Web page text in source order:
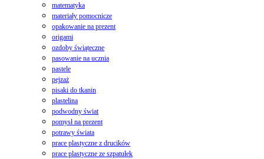
matematyka
materiały pomocnicze
opakowanie na prezent
origami
ozdoby świąteczne
pasowanie na ucznia
pastele
pejzaż
pisaki do tkanin
plastelina
podwodny świat
pomysł na prezent
potrawy świata
prace plastyczne z drucików
prace plastyczne ze szpatułek